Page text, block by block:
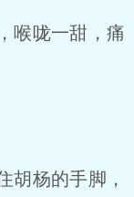
喉咙一甜，痛
杨的手脚，